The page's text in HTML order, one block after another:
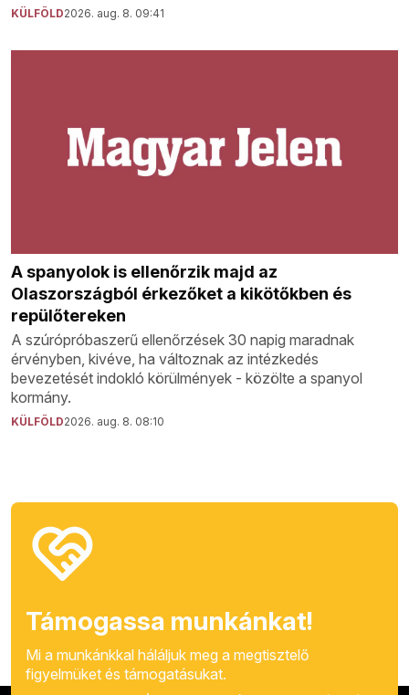
KÜLFÖLD2026. aug. 8. 09:41
A spanyolok is ellenőrzik majd az
Olaszországból érkezőket a kikötőkben és
repülőtereken
A szúrópróbaszerű ellenőrzések 30 napig maradnak
érvényben, kivéve, ha változnak az intézkedés
bevezetését indokló körülmények - közölte a spanyol
kormány.
KÜLFÖLD2026. aug. 8. 08:10
Támogassa munkánkat!
Mi a munkánkkal háláljuk meg a megtisztelő
figyelmüket és támogatásukat.